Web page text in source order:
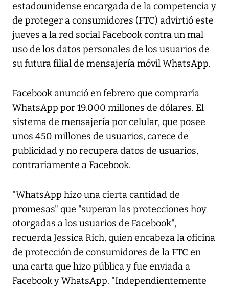
estadounidense encargada de la competencia y
de proteger a consumidores (FTC) advirtió este
jueves a la red social Facebook contra un mal
uso de los datos personales de los usuarios de
su futura filial de mensajería móvil WhatsApp.
Facebook anunció en febrero que compraría
WhatsApp por 19.000 millones de dólares. El
sistema de mensajería por celular, que posee
unos 450 millones de usuarios, carece de
publicidad y no recupera datos de usuarios,
contrariamente a Facebook.
"WhatsApp hizo una cierta cantidad de
promesas" que "superan las protecciones hoy
otorgadas a los usuarios de Facebook",
recuerda Jessica Rich, quien encabeza la oficina
de protección de consumidores de la FTC en
una carta que hizo pública y fue enviada a
Facebook y WhatsApp. "Independientemente